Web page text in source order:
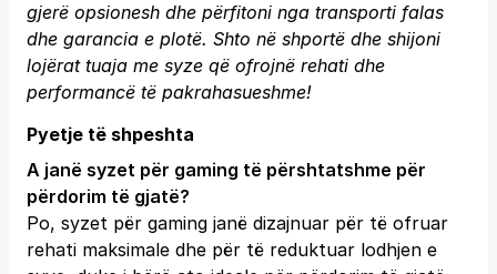
gjerë opsionesh dhe përfitoni nga transporti falas
dhe garancia e plotë. Shto në shportë dhe shijoni
lojërat tuaja me syze që ofrojnë rehati dhe
performancë të pakrahasueshme!
Pyetje të shpeshta
A janë syzet për gaming të përshtatshme për
përdorim të gjatë?
Po, syzet për gaming janë dizajnuar për të ofruar
rehati maksimale dhe për të reduktuar lodhjen e